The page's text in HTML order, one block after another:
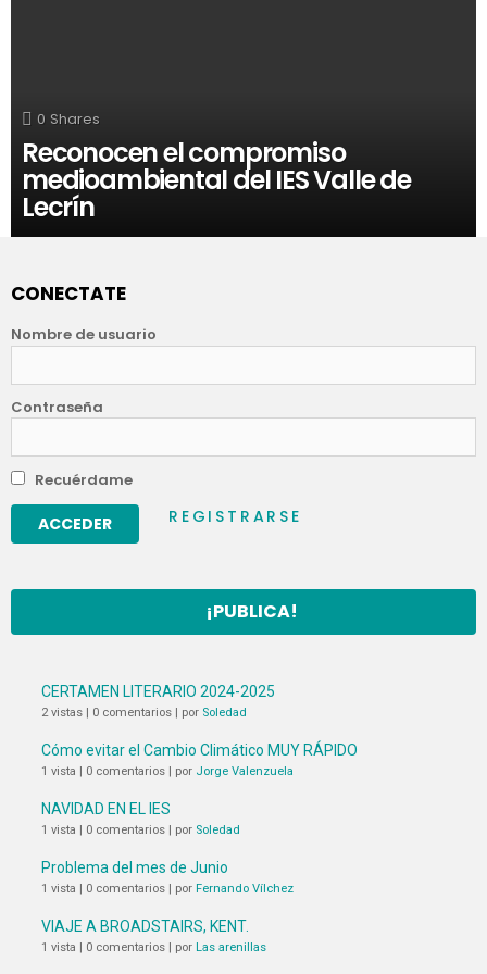
0 Shares
Reconocen el compromiso
medioambiental del IES Valle de
Lecrín
CONECTATE
Nombre de usuario
Contraseña
Recuérdame
REGISTRARSE
¡PUBLICA!
CERTAMEN LITERARIO 2024-2025
2 vistas 0 comentarios por Soledad
Cómo evitar el Cambio Climático MUY RÁPIDO
1 vista 0 comentarios por Jorge Valenzuela
NAVIDAD EN EL IES
1 vista 0 comentarios por Soledad
Problema del mes de Junio
1 vista 0 comentarios por Fernando Vílchez
VIAJE A BROADSTAIRS, KENT.
1 vista 0 comentarios por Las arenillas